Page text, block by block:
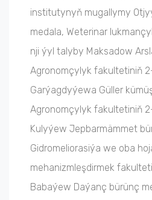
institutynyň mugallymy
medala, Weterinar
nji ýyl talyby Maksadow
Agronomçylyk fakultetiniň
Garýagdyýewa Güller
Agronomçylyk fakultetiniň
Kulyýew Jepbarmämmet
Gidromeliorasiýa we oba
mehanizmleşdirmek
Babaýew Daýanç bürünç